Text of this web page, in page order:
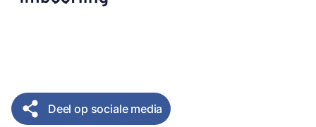
Deel op sociale media